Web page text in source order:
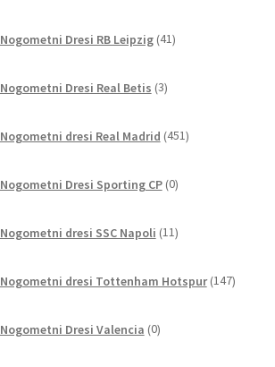
Nogometni Dresi RB Leipzig 41izdelkov
Nogometni Dresi Real Betis 3izdelki
Nogometni dresi Real Madrid 451izdelkov
Nogometni Dresi Sporting CP 0izdelkov
Nogometni dresi SSC Napoli 11izdelkov
Nogometni dresi Tottenham Hotspur 147
Nogometni Dresi Valencia 0izdelkov